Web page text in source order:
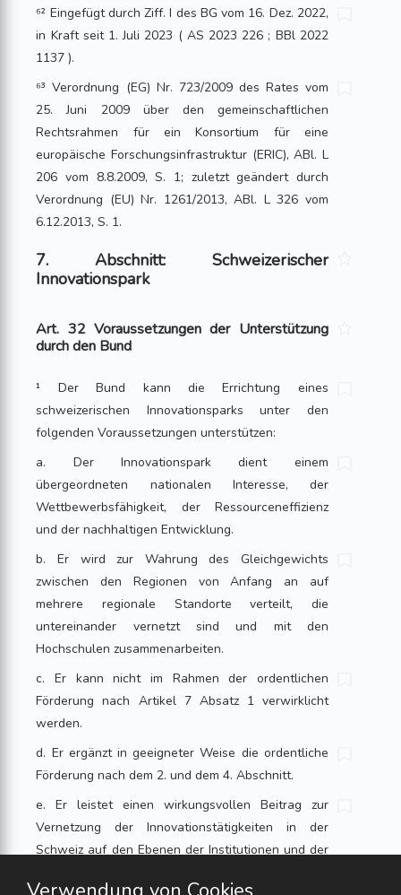
⁶² Eingefügt durch Ziff. I des BG vom 16. Dez. 2022,
in Kraft seit 1. Juli 2023 ( AS 2023 226 ; BBl 2022
1137 ).
⁶³ Verordnung (EG) Nr. 723/2009 des Rates vom
25. Juni 2009 über den gemeinschaftlichen
Rechtsrahmen für ein Konsortium für eine
europäische Forschungsinfrastruktur (ERIC), ABl. L
206 vom 8.8.2009, S. 1; zuletzt geändert durch
Verordnung (EU) Nr. 1261/2013, ABl. L 326 vom
6.12.2013, S. 1.
7. Abschnitt: Schweizerischer
Innovationspark
Art. 32 Voraussetzungen der Unterstützung
durch den Bund
¹ Der Bund kann die Errichtung eines
schweizerischen Innovationsparks unter den
folgenden Voraussetzungen unterstützen:
a. Der Innovationspark dient einem
übergeordneten nationalen Interesse, der
Wettbewerbsfähigkeit, der Ressourceneffizienz
und der nachhaltigen Entwicklung.
b. Er wird zur Wahrung des Gleichgewichts
zwischen den Regionen von Anfang an auf
mehrere regionale Standorte verteilt, die
untereinander vernetzt sind und mit den
Hochschulen zusammenarbeiten.
c. Er kann nicht im Rahmen der ordentlichen
Förderung nach Artikel 7 Absatz 1 verwirklicht
werden.
d. Er ergänzt in geeigneter Weise die ordentliche
Förderung nach dem 2. und dem 4. Abschnitt.
e. Er leistet einen wirkungsvollen Beitrag zur
Vernetzung der Innovationstätigkeiten in der
Schweiz auf den Ebenen der Institutionen und der